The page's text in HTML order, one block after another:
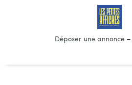
Déposer une annonce–